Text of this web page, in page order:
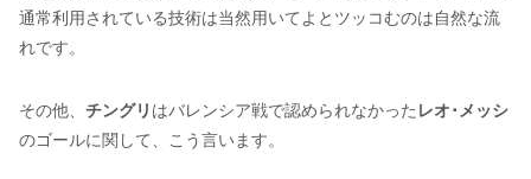
通常利用されている技術は当然用いてよとツッコむのは自然な流
れです。
その他、 チングリ はバレンシア戦で認められなかった レオ･メッシ
のゴールに関して、こう言います。